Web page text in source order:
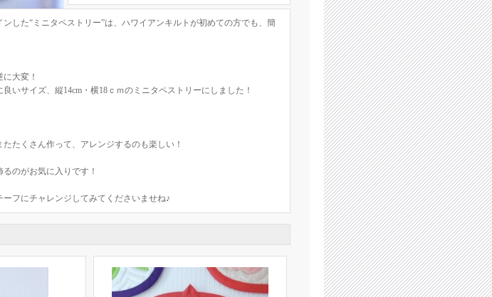
した“ミニタペストリー”は、ハワイアンキルトが初めての方でも、簡
大変！
いサイズ、縦14cm・横18ｃｍのミニタペストリーにしました！
たくさん作って、アレンジするのも楽しい！
のがお気に入りです！
フにチャレンジしてみてくださいませね♪